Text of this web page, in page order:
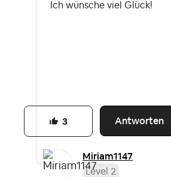
Ich wünsche viel Glück!
Antworten
3
Miriam1147
Level 2